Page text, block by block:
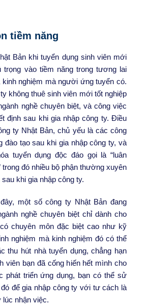
tiềm năng
Bản khi tuyển dụng sinh viên mới
trọng vào tiềm năng trong tương lai
nghiệm mà người ứng tuyển có.
không thuê sinh viên mới tốt nghiệp
nghề chuyên biệt, và công việc
định sau khi gia nhập công ty. Điều
ty Nhật Bản, chủ yếu là các công
đào tạo sau khi gia nhập công ty, và
tuyển dụng độc đáo gọi là “luân
trong đó nhiều bộ phận thường xuyên
khi gia nhập công ty.
một số công ty Nhật Bản đang
nghề chuyên biệt chỉ dành cho
chuyên môn đặc biệt cao như kỹ
nghiệm mà kinh nghiệm đó có thể
thu hút nhà tuyển dụng, chẳng hạn
viên bạn đã cống hiến hết mình cho
phát triển ứng dụng, bạn có thể sử
để gia nhập công ty với tư cách là
nhận việc.